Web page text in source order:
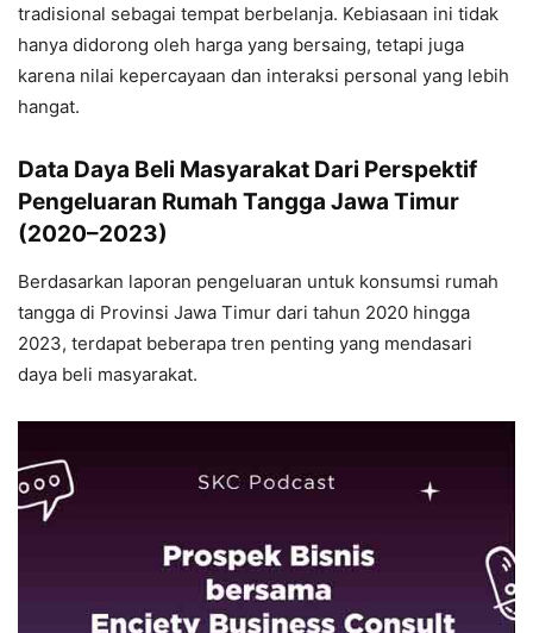
tradisional sebagai tempat berbelanja. Kebiasaan ini tidak
hanya didorong oleh harga yang bersaing, tetapi juga
karena nilai kepercayaan dan interaksi personal yang lebih
hangat.
Data Daya Beli Masyarakat Dari Perspektif
Pengeluaran Rumah Tangga Jawa Timur
(2020–2023)
Berdasarkan laporan pengeluaran untuk konsumsi rumah
tangga di Provinsi Jawa Timur dari tahun 2020 hingga
2023, terdapat beberapa tren penting yang mendasari
daya beli masyarakat.